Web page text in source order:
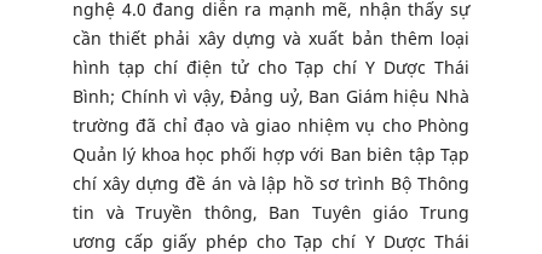
nghệ 4.0 đang diễn ra mạnh mẽ, nhận thấy sự
cần thiết phải xây dựng và xuất bản thêm loại
hình tạp chí điện tử cho Tạp chí Y Dược Thái
Bình; Chính vì vậy, Đảng uỷ, Ban Giám hiệu Nhà
trường đã chỉ đạo và giao nhiệm vụ cho Phòng
Quản lý khoa học phối hợp với Ban biên tập Tạp
chí xây dựng đề án và lập hồ sơ trình Bộ Thông
tin và Truyền thông, Ban Tuyên giáo Trung
ương cấp giấy phép cho Tạp chí Y Dược Thái